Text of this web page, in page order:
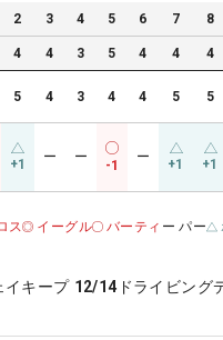
2 3 4 5 6 7 8
4 4 3 5 4 4 4
5 4 3 4 4 5 5
+1 ー ー
-1
ー +1 +1
ス イーグル バーティ ー パー
イキープ 12/14 ドライビング